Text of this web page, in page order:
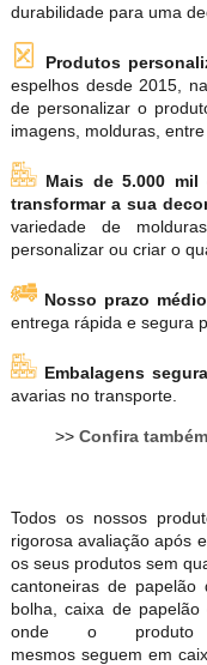
durabilidade para uma
Produtos
espelhos desde 2015,
de personalizar o
imagens, molduras,
Mais de 5.000 mil
transformar a sua
variedade de
personalizar ou criar o
Nosso prazo
entrega rápida e segura
Embalagens
avarias no transporte.
>>Confira
Todos os nossos
rigorosa avaliação após
os seus produtos sem
cantoneiras de papelão
bolha, caixa de
onde o
mesmos seguem em